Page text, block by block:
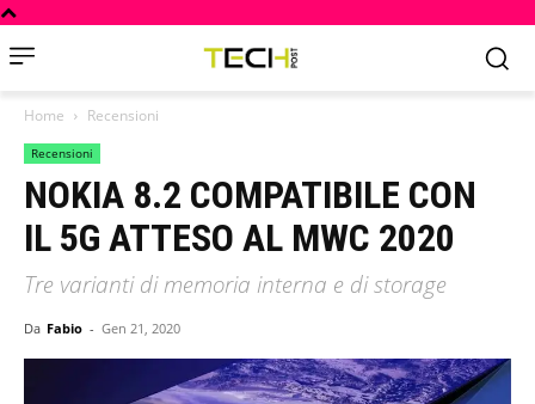
Home Recensioni
Recensioni
NOKIA 8.2 COMPATIBILE CON
IL 5G ATTESO AL MWC 2020
Tre varianti di memoria interna e di storage
Da Fabio - Gen 21, 2020